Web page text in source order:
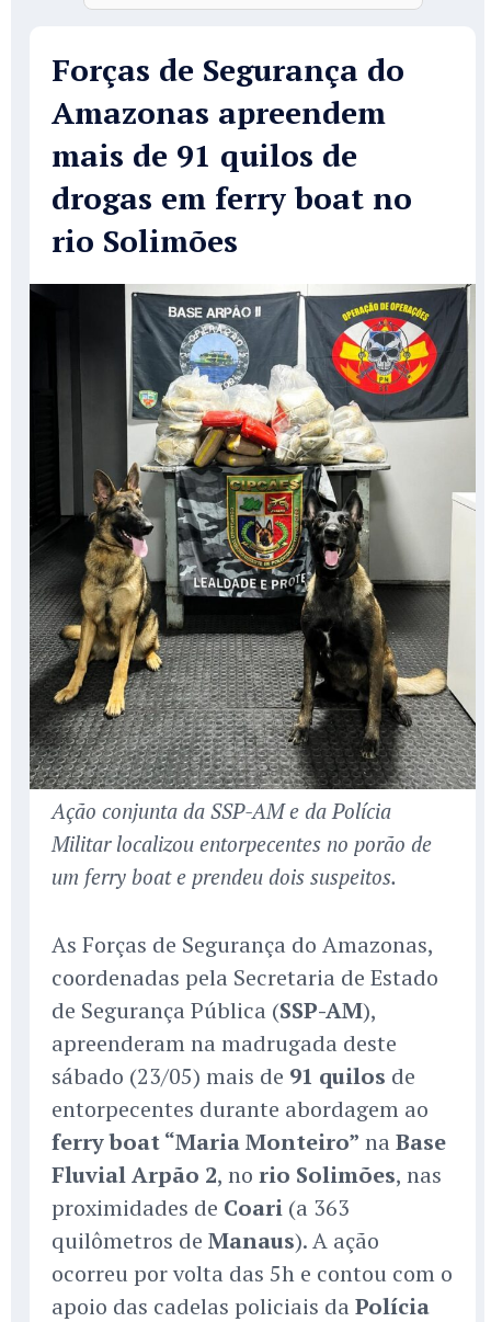
Forças de Segurança do
Amazonas apreendem
mais de 91 quilos de
drogas em ferry boat no
rio Solimões
Ação conjunta da SSP-AM e da Polícia
Militar localizou entorpecentes no porão de
um ferry boat e prendeu dois suspeitos.
As Forças de Segurança do Amazonas,
coordenadas pela Secretaria de Estado
de Segurança Pública (SSP-AM),
apreenderam na madrugada deste
sábado (23/05) mais de 91 quilos de
entorpecentes durante abordagem ao
ferry boat “Maria Monteiro” na Base
Fluvial Arpão 2, no rio Solimões, nas
proximidades de Coari (a 363
quilômetros de Manaus). A ação
ocorreu por volta das 5h e contou com o
apoio das cadelas policiais da Polícia